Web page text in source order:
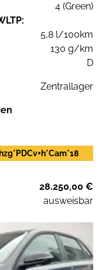
4 (Green)
5,8 l/100km
130 g/km
D
Zentrallager
28.250,00 €
ausweisbar